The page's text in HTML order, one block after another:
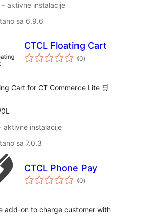
aktivne instalacije
sa 6.9.6
CTCL Floating Cart
(0ukupna
ocijena
)
Cart for CT Commerce Lite 🛒
aktivne instalacije
sa 7.0.3
CTCL Phone Pay
(0ukupna
ocijena
)
add-on to charge customer with